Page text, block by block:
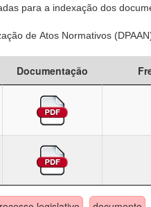
para a indexação dos
de Atos Normativos
Documentação